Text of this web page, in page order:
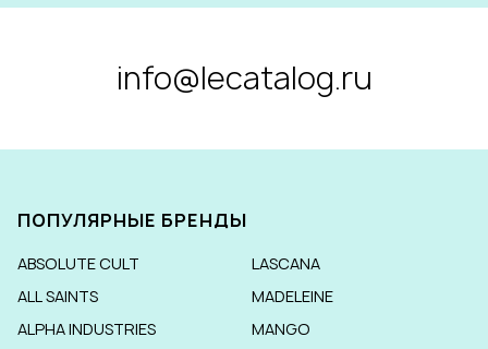
info@lecatalog.ru
ПОПУЛЯРНЫЕ БРЕНДЫ
ABSOLUTE CULT
ALL SAINTS
ALPHA INDUSTRIES
LASCANA
MADELEINE
MANGO